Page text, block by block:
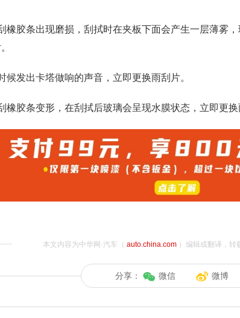
橡胶条出现磨损，刮拭时在夹板下面会产生一层薄雾
候发出卡塔做响的声音，立即更换雨刮片。
橡胶条变形，在刮拭后玻璃会呈现水膜状态，立即更换
本文内容为中华网·汽车（ auto.china.com）编辑或翻译，转
分享： 微信 微博